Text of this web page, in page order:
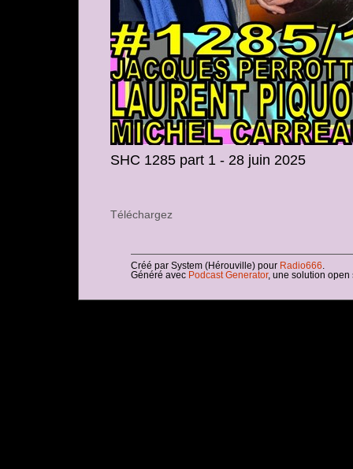
SHC 1285 part 1 - 28 juin 2025
Téléchargez
Créé par System (Hérouville) pour Radio666
Généré avec Podcast Generator, une solution open